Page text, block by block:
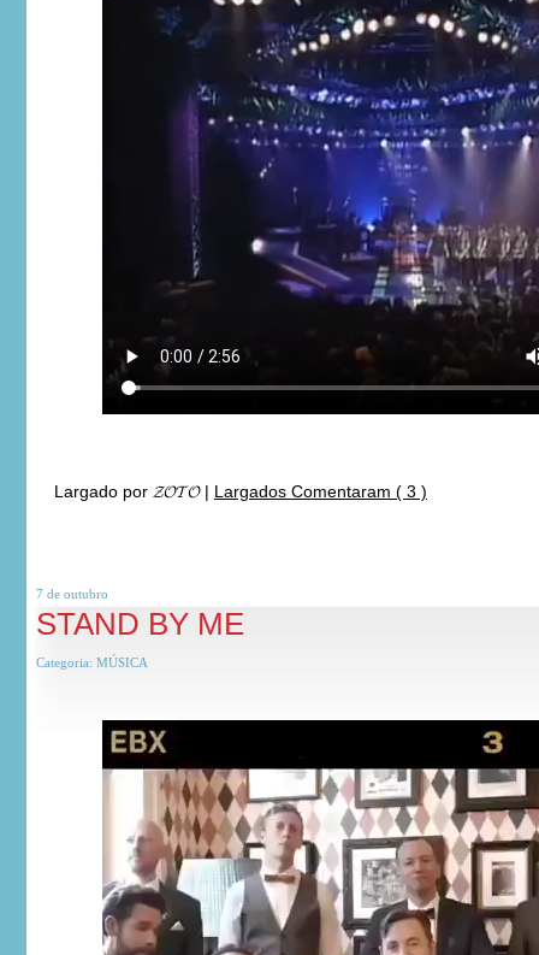
Largado por 𝓩𝓞𝓣𝓞| Largados Comentaram ( 3 )
7 de outubro
STAND BY ME
Categoria: MÚSICA